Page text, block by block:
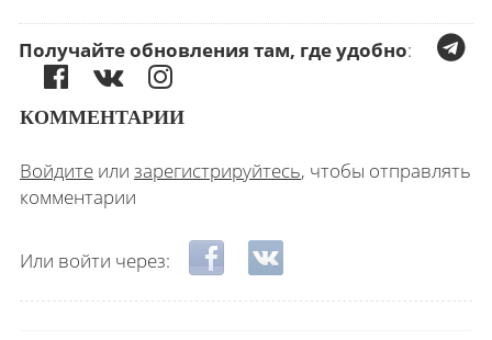
Получайте обновления там, где удобно:
КОММЕНТАРИИ
Войдите или зарегистрируйтесь, чтобы отправлять
комментарии
Или войти через: Login with Facebook
Login with ВКонтакте